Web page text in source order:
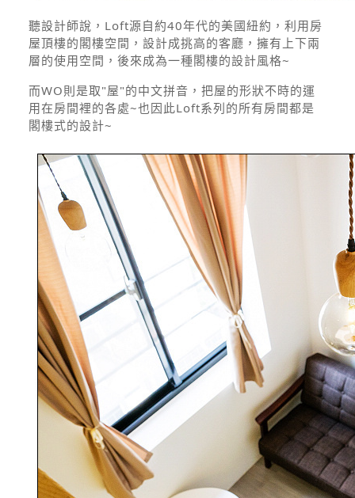
聽設計師說，Loft源自約40年代的美國紐約，利用房
屋頂樓的閣樓空間，設計成挑高的客廳，擁有上下兩
層的使用空間，後來成為一種閣樓的設計風格~
而WO則是取"屋"的中文拼音，把屋的形狀不時的運
用在房間裡的各處~也因此Loft系列的所有房間都是
閣樓式的設計~